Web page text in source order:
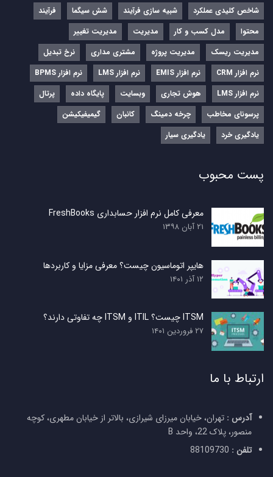
شاخص کلیدی عملکرد
شبیه سازی فرآیند شش سیگما
فرآیند
محتوا
مدل کسب و کار مدیریت
مدیریت تغییر
مدیریت ریسک
مدیریت پروژه مشتری مداری
نرخ تبدیل
نرم‌ افزار CRM
نرم‌ افزار EMIS نرم‌ افزار LMS
نرم افزار BPMS
نرم افزار LMS
هوش تجاری وبسایت پایگاه داده
پرتال
پرسونای مخاطب
چرخه دمینگ کانبان
گیمیفیکیشن
یادگیری خرد
یادگیری سیار
پست محبوب
معرفی کامل نرم افزار حسابداری FreshBooks
۲۱ آبان ۱۳۹۸
هایپر اتوماسیون چیست؟ معرفی مزایا و کاربردها
۱۲ آذر ۱۴۰۱
ITSM چیست؟ ITIL و ITSM چه تفاوتی دارند؟
۲۷ فروردین ۱۴۰۱
ارتباط با ما
آدرس : تهران، خیابان میرزای شیرازی، بالاتر از خیابان مطهری، کوچه
منصور، پلاک 22، واحد B
تلفن :